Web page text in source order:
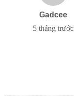
Gadcee
5 tháng trước